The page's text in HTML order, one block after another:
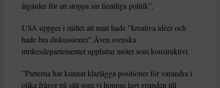
åtgärder för att stoppa sin fientliga politik”.
USA uppger i stället att man hade ”kreativa idéer och
hade bra diskussioner”.Även svenska
utrikesdepartementet uppfattar mötet som konstruktivt.
”Parterna har kunnat klarlägga positioner för varandra i
olika frågor på sätt som vi hoppas lagt grunden till